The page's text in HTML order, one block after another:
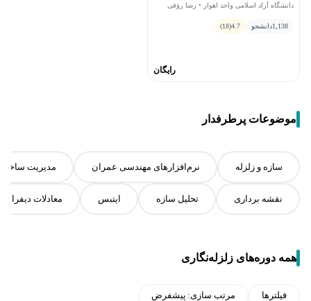
دانشگاه آزاد اسلامی واحد اهواز • رضا رؤفی
1,138دانشجو 4.7
(18)
رایگان
موضوعات پرطرفدار
سازه و زلزله نرم‌افزارهای مهندسی عمران مدیریت ساخت
نقشه برداری تحلیل سازه ایتبس معادلات
همه دوره‌های زلزله‌نگاری
فیلترها مرتب سازی: پیشفرض